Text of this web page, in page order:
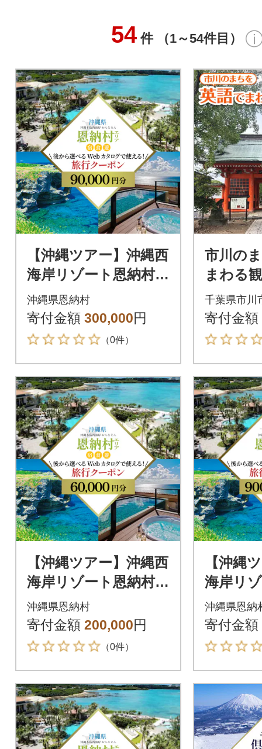
54 件 （1～54件目）
【沖縄ツアー】沖縄西
海岸リゾート恩納村
後から選べる旅行ク
ーポン9万円分
沖縄県恩納村
寄付金額 300,000円
（0件）
市川の
まわる
【
千葉県市川
寄付金額
【沖縄ツアー】沖縄西
海岸リゾート恩納村
後から選べる旅行ク
ーポン6万円分
沖縄県恩納村
寄付金額 200,000円
（0件）
【沖縄
海岸リ
後から
ーポン
沖縄県恩納
寄付金額